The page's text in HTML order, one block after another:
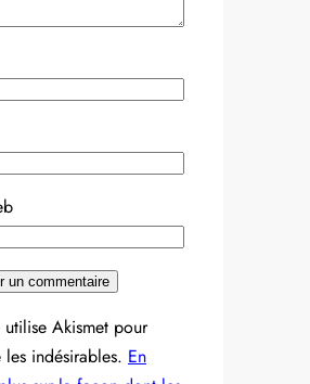
utilise Akismet pour
les indésirables. En